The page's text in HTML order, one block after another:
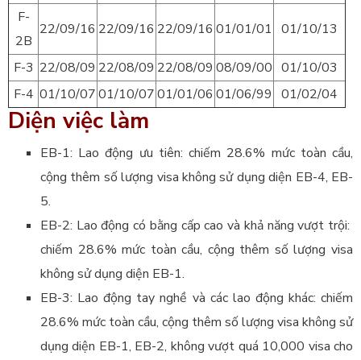
F-
2B
22/09/16 22/09/16 22/09/16 01/01/01 01/10/13
F-3 22/08/09 22/08/09 22/08/09 08/09/00 01/10/03
F-4 01/10/0701/10/0701/01/06 01/06/99 01/02/04
Diện việc làm
EB-1: Lao động ưu tiên: chiếm 28.6% mức toàn cầu,
cộng thêm số lượng visa không sử dụng diện EB-4, EB-
5.
EB-2: Lao động có bằng cấp cao và khả năng vượt trội:
chiếm 28.6% mức toàn cầu, cộng thêm số lượng visa
không sử dụng diện EB-1.
EB-3: Lao động tay nghề và các lao động khác: chiếm
28.6% mức toàn cầu, cộng thêm số lượng visa không sử
dụng diện EB-1, EB-2, không vượt quá 10,000 visa cho